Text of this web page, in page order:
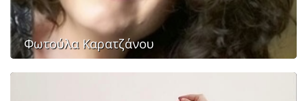
Φωτούλα Καρατζάνου